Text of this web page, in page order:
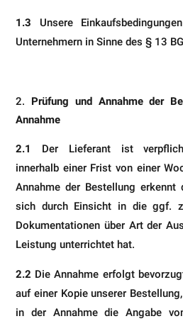
1.3 Unsere
Unternehmern in Sinne des § 13
Prüfung und Annahme der
Annahme
2.1
Der Lieferant ist
innerhalb einer Frist von einer
Annahme der Bestellung
sich durch Einsicht in die ggf.
Dokumentationen über Art der
Leistung unterrichtet hat.
2.2 Die Annahme erfolgt
auf einer Kopie unserer
in der Annahme die Angabe